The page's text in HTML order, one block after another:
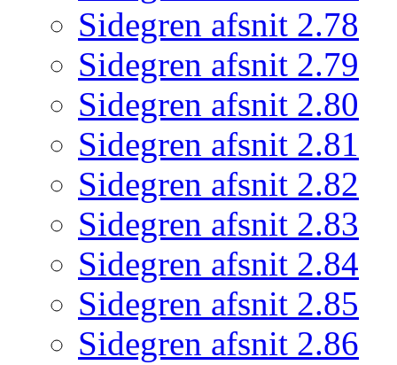
Sidegren afsnit 2.78
Sidegren afsnit 2.79
Sidegren afsnit 2.80
Sidegren afsnit 2.81
Sidegren afsnit 2.82
Sidegren afsnit 2.83
Sidegren afsnit 2.84
Sidegren afsnit 2.85
Sidegren afsnit 2.86